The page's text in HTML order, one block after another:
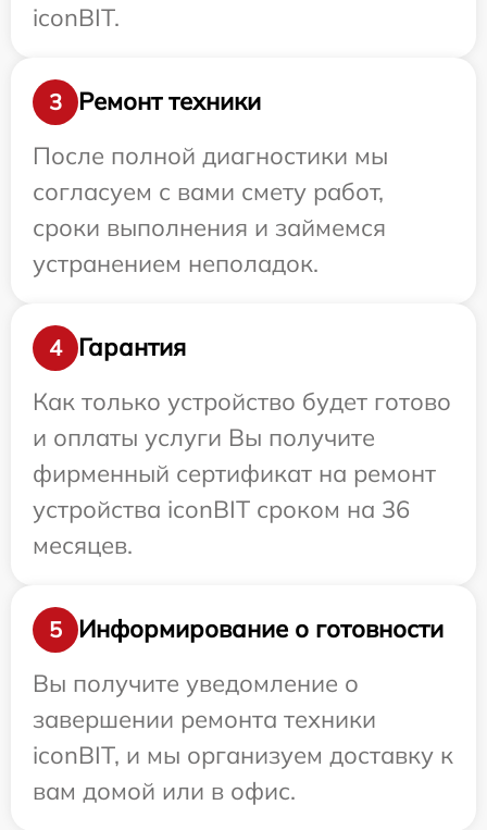
iconBIT.
3
Ремонт техники
После полной диагностики мы
согласуем с вами смету работ,
сроки выполнения и займемся
устранением неполадок.
4
Гарантия
Как только устройство будет готово
и оплаты услуги Вы получите
фирменный сертификат на ремонт
устройства iconBIT сроком на 36
месяцев.
5
Информирование о готовности
Вы получите уведомление о
завершении ремонта техники
iconBIT, и мы организуем доставку к
вам домой или в офис.